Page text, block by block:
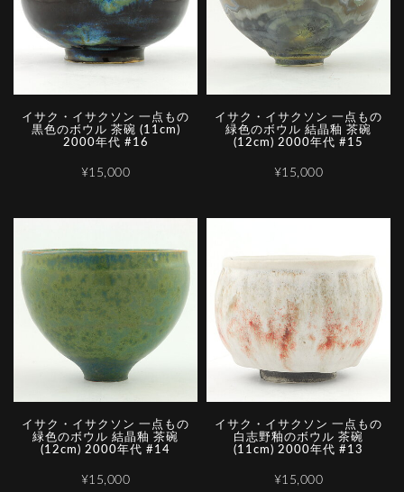
イサク・イサクソン 一点もの
黒色のボウル 茶碗 (11cm)
2000年代 #16
¥15,000
イサク・イサクソン 一点もの
緑色のボウル 結晶釉 茶碗
(12cm) 2000年代 #15
¥15,000
イサク・イサクソン 一点もの
緑色のボウル 結晶釉 茶碗
(12cm) 2000年代 #14
¥15,000
イサク・イサクソン 一点もの
白志野釉のボウル 茶碗
(11cm) 2000年代 #13
¥15,000